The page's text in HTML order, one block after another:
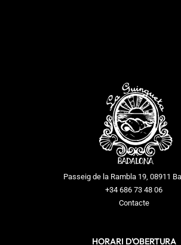
Passeig de la Rambla 19, 08911
+34 686 73 48 06
Contacte
HORARI D'OBERTURA